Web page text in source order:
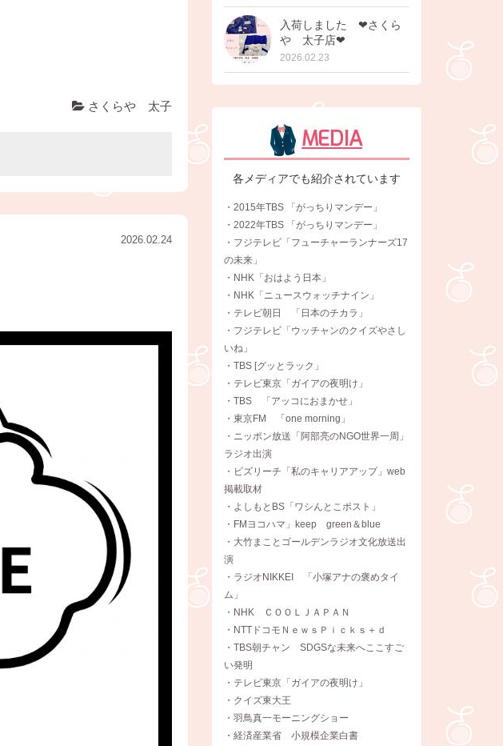
さくらや 太子
2026.02.24
入荷しました ❤︎さくら
や 太子店❤︎
2026.02.23
MEDIA
各メディアでも紹介されています
・2015年TBS 「がっちりマンデー」
・2022年TBS 「がっちりマンデー」
・フジテレビ「フューチャーランナーズ17
の未来」
・NHK「おはよう日本」
・NHK「ニュースウォッチナイン」
・テレビ朝日 「日本のチカラ」
・フジテレビ「ウッチャンのクイズやさし
いね」
・TBS [グッとラック」
・テレビ東京「ガイアの夜明け」
・TBS 「アッコにおまかせ」
・東京FM 「one morning」
・ニッポン放送「阿部亮のNGO世界一周」
ラジオ出演
・ビズリーチ「私のキャリアアップ」web
掲載取材
・よしもとBS「ワシんとこポスト」
・FMヨコハマ」keep green＆blue
・大竹まことゴールデンラジオ文化放送出
演
・ラジオNIKKEI 「小塚アナの褒めタイ
ム」
・NHK ＣＯＯＬＪＡＰＡＮ
・NTTドコモＮｅｗｓＰｉｃｋｓ＋ｄ
・TBS朝チャン SDGSな未来へここすご
い発明
・テレビ東京「ガイアの夜明け」
・クイズ東大王
・羽鳥真一モーニングショー
・経済産業省 小規模企業白書